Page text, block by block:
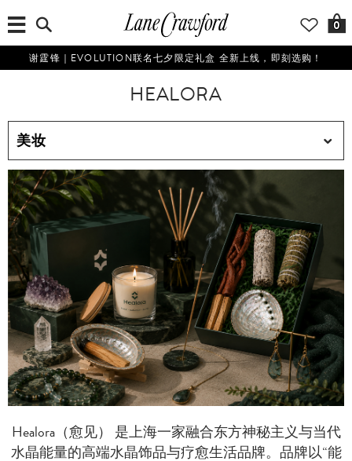
0
谢霆锋｜EVOLUTION联名七夕限定礼盒 全新上线，即刻选购！
HEALORA
Healora（愈见） 是上海一家融合东方神秘主义与当代
水晶能量的高端水晶饰品与疗愈生活品牌。品牌以“能